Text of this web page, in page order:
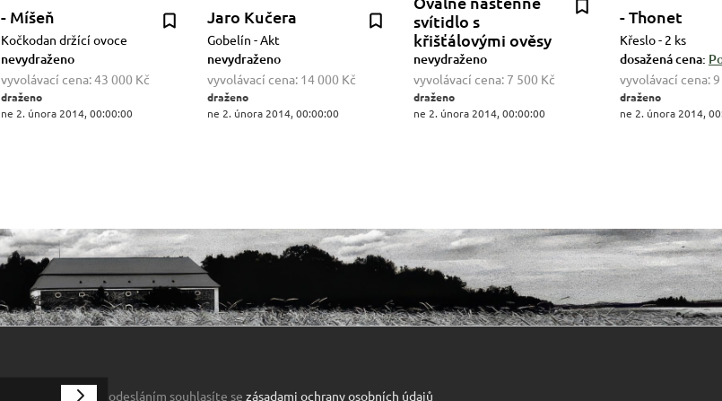
- Míšeň
Kočkodan držící ovoce
nevydraženo
vyvolávací cena:43 000 Kč
draženo
ne 2. února 2014, 00:00:00
Jaro Kučera
Gobelín - Akt
nevydraženo
vyvolávací cena: 14 000 Kč
draženo
ne 2. února 2014, 00:00:00
svítidlo s
křišťálovými ověsy
nevydraženo
vyvolávací cena: 7 500 Kč
draženo
ne 2. února 2014, 00:00:00
- Thonet
Křeslo - 2 ks
dosažená cena:
vyvolávací cena:
draženo
ne 2. února 2014,
odesláním souhlasíte se zásadami ochrany osobních údajů